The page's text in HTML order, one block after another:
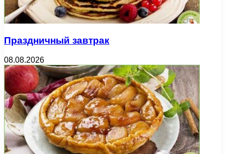
Праздничный завтрак
08.08.2026